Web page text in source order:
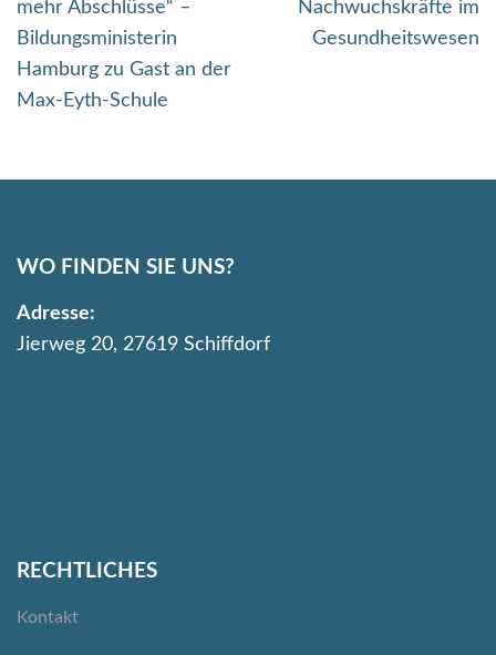
mehr Abschlüsse“ –
Bildungsministerin
Hamburg zu Gast an der
Max-Eyth-Schule
Nachwuchskräfte im
Gesundheitswesen
WO FINDEN SIE UNS?
Adresse:
Jierweg 20, 27619 Schiffdorf
RECHTLICHES
Kontakt